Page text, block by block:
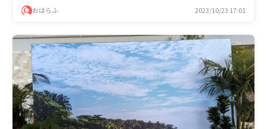
おはらふ 2023/10/23 17:01